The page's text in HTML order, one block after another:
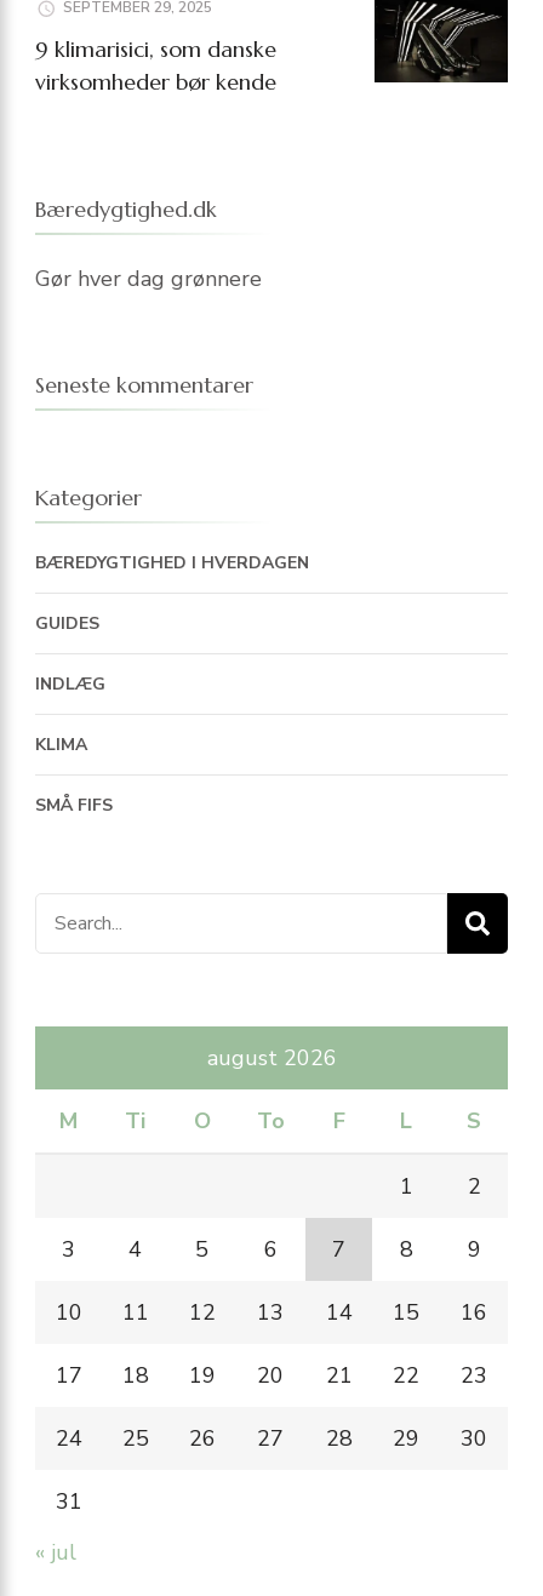
SEPTEMBER 29, 2025
9 klimarisici, som danske
virksomheder bør kende
Bæredygtighed.dk
Gør hver dag grønnere
Seneste kommentarer
Kategorier
BÆREDYGTIGHED I HVERDAGEN
GUIDES
INDLÆG
KLIMA
SMÅ FIFS
Search
for:
august 2026
M Ti O To F L S
1 2
3 4 5 6 7 8 9
10 11 12 13 14 15 16
17 18 19 20 21 22 23
24 25 26 27 28 29 30
31
« jul